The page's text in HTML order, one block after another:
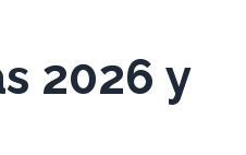
2026 y